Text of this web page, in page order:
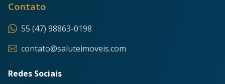
Contato
55 (47) 98863-0198
contato@saluteimoveis.com
Redes Sociais